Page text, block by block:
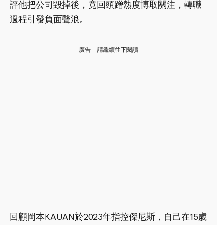
評他把公司毀掉後，竟回頭蹭熱度博取關注，轉職
過程引發負面聲浪。
廣告 - 請繼續往下閱讀
回顧岡本KAUAN於2023年指控傑尼斯，自己在15歲